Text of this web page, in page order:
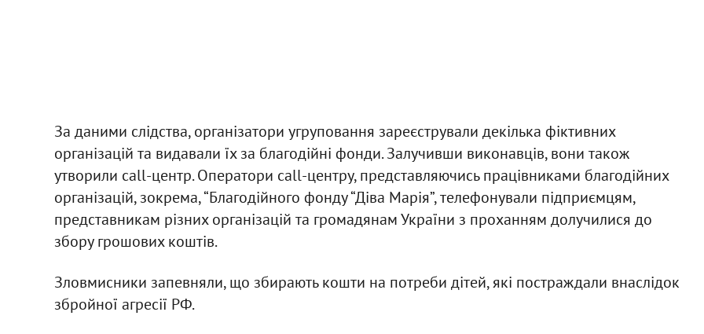
За даними слідства, організатори угруповання зареєстрували декілька фіктивних
організацій та видавали їх за благодійні фонди. Залучивши виконавців, вони також
утворили call-центр. Оператори call-центру, представляючись працівниками благодійних
організацій, зокрема, “Благодійного фонду “Діва Марія”, телефонували підприємцям,
представникам різних організацій та громадянам України з проханням долучилися до
збору грошових коштів.
Зловмисники запевняли, що збирають кошти на потреби дітей, які постраждали внаслідок
збройної агресії РФ.